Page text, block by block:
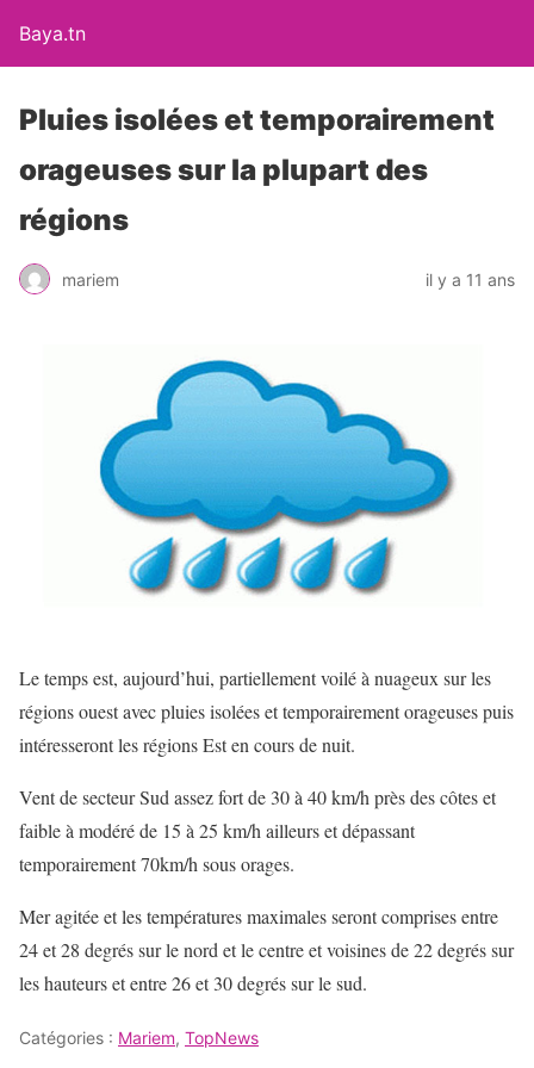
Baya.tn
Pluies isolées et temporairement
orageuses sur la plupart des
régions
mariem il y a 11 ans
Le temps est, aujourd’hui, partiellement voilé à nuageux sur les
régions ouest avec pluies isolées et temporairement orageuses puis
intéresseront les régions Est en cours de nuit.
Vent de secteur Sud assez fort de 30 à 40 km/h près des côtes et
faible à modéré de 15 à 25 km/h ailleurs et dépassant
temporairement 70km/h sous orages.
Mer agitée et les températures maximales seront comprises entre
24 et 28 degrés sur le nord et le centre et voisines de 22 degrés sur
les hauteurs et entre 26 et 30 degrés sur le sud.
Catégories : Mariem, TopNews